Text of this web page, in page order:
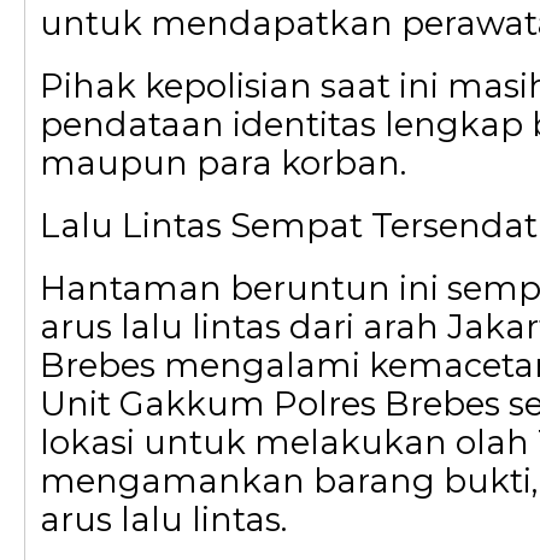
untuk mendapatkan
Pihak kepolisian saat ini
pendataan identitas lengkap
maupun para korban.
Lalu Lintas Sempat Tersendat
Hantaman beruntun ini
arus lalu lintas dari arah
Brebes mengalami
Unit Gakkum Polres Brebes
lokasi untuk melakukan olah
mengamankan barang
arus lalu lintas.